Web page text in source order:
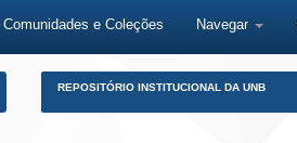
Comunidades e Coleções Navegar
REPOSITÓRIO INSTITUCIONAL DA UNB